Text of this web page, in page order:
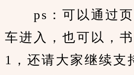
ps：可以通过页
车进入，也可以，
1，还请大家继续支